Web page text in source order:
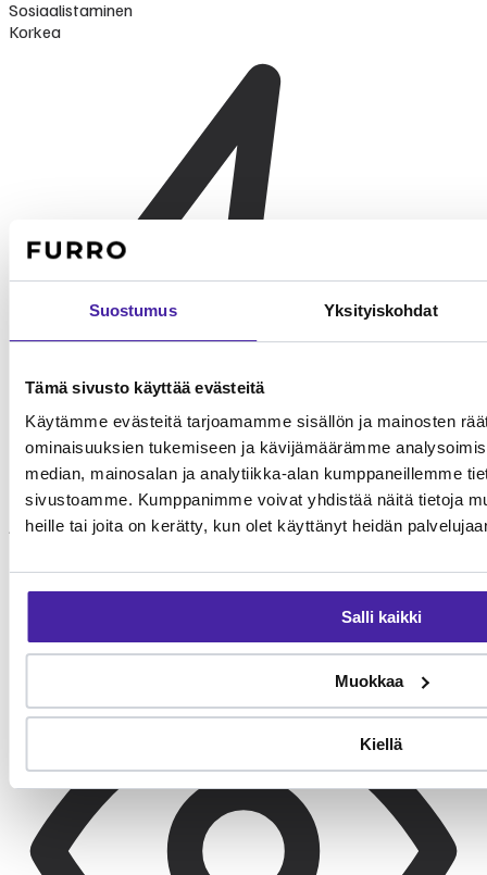
Suostumus Yksityiskohdat
Tämä sivusto käyttää evästeitä
Käytämme evästeitä tarjoamamme sisällön ja mainosten
ominaisuuksien tukemiseen ja kävijämäärämme
median, mainosalan ja analytiikka-alan kumppaneillemme
sivustoamme. Kumppanimme voivat yhdistää näitä tietoja
heille tai joita on kerätty, kun olet käyttänyt heidän
Salli kaikki
Muokkaa
Kiellä
Sosiaalistaminen
Korkea
Aamulenkki
30 min reipasta lenkkiä tai juoksua. Pitbullterrieri nauttii
fyysisistä haasteista.